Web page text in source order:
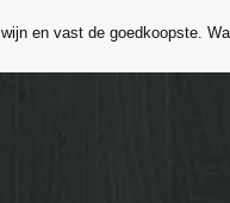
en vast de goedkoopste.